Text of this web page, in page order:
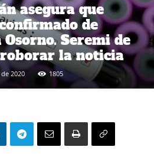
asegura que
de
Seremi de
la noticia
2020 1805